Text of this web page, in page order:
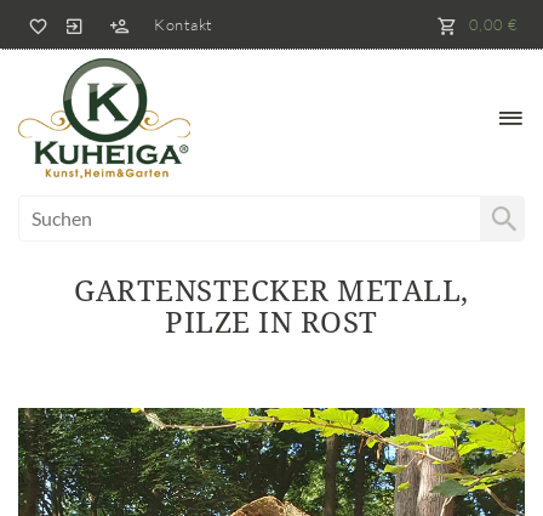
Kontakt 0,00 €
GARTENSTECKER METALL,
PILZE IN ROST